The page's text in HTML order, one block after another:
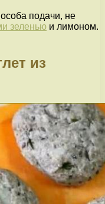
подачи, не
зеленью и лимоном.
из